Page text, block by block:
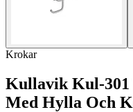
Krokar
Kullavik Kul-301
Med Hylla Och